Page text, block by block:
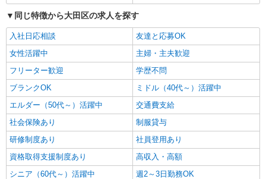
同じ特徴から大田区の求人を探す
入社日応相談
友達と応募OK
女性活躍中
主婦・主夫歓迎
フリーター歓迎
学歴不問
ブランクOK
ミドル（40代～）活躍中
エルダー（50代～）活躍中
交通費支給
社会保険あり
制服貸与
研修制度あり
社員登用あり
資格取得支援制度あり
高収入・高額
シニア（60代～）活躍中
週2～3日勤務OK